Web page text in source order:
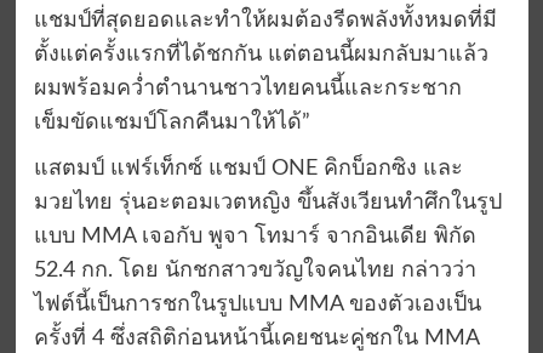
แชมป์ที่สุดยอดและทำให้ผมต้องรีดพลังทั้งหมดที่มี
ตั้งแต่ครั้งแรกที่ได้ชกกัน แต่ตอนนี้ผมกลับมาแล้ว
ผมพร้อมคว่ำตำนานชาวไทยคนนี้และกระชาก
เข็มขัดแชมป์โลกคืนมาให้ได้”
แสตมป์ แฟร์เท็กซ์ แชมป์ ONE คิกบ็อกซิง และ
มวยไทย รุ่นอะตอมเวตหญิง ขึ้นสังเวียนทำศึกในรูป
แบบ MMA เจอกับ พูจา โทมาร์ จากอินเดีย พิกัด
52.4 กก. โดย นักชกสาวขวัญใจคนไทย กล่าวว่า
ไฟต์นี้เป็นการชกในรูปแบบ MMA ของตัวเองเป็น
ครั้งที่ 4 ซึ่งสถิติก่อนหน้านี้เคยชนะคู่ชกใน MMA